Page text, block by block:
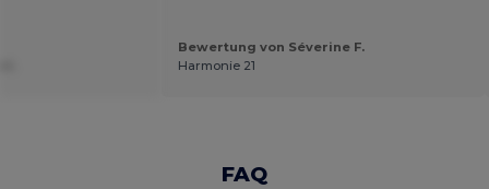
Bewertung von Séverine F.
Harmonie 21
FAQ